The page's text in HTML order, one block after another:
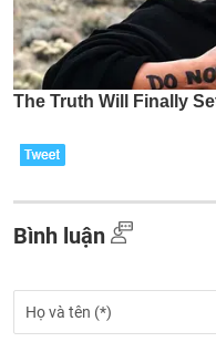
Bình luận